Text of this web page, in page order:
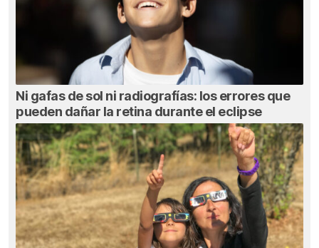
Ni gafas de sol ni radiografías: los errores que
pueden dañar la retina durante el eclipse